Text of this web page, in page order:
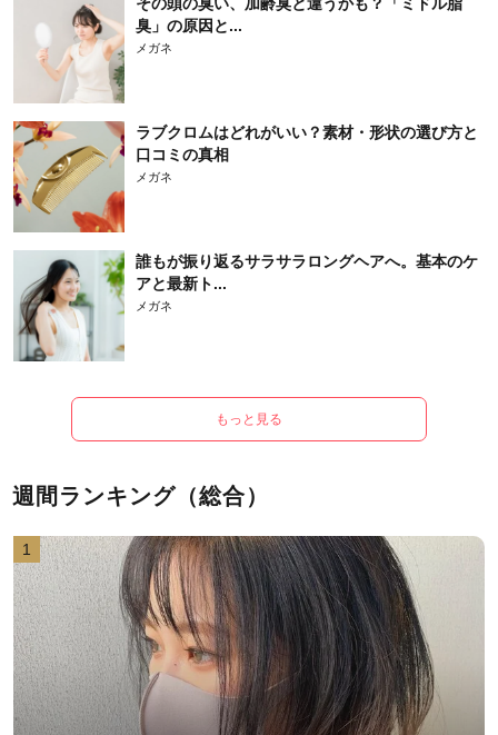
臭」の原因と...
メガネ
ラブクロムはどれがいい？素材・形状の選び方と
口コミの真相
メガネ
誰もが振り返るサラサラロングヘアへ。基本のケ
アと最新ト...
メガネ
もっと見る
週間ランキング（総合）
1